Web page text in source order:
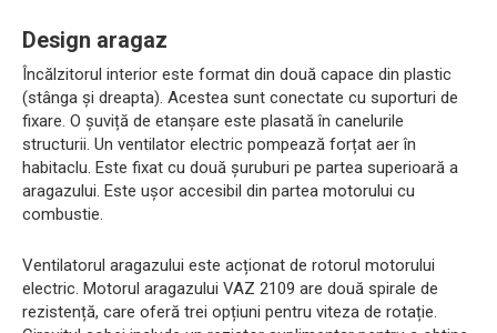
Design aragaz
Încălzitorul interior este format din două capace din plastic
(stânga și dreapta). Acestea sunt conectate cu suporturi de
fixare. O șuviță de etanșare este plasată în canelurile
structurii. Un ventilator electric pompează forțat aer în
habitaclu. Este fixat cu două șuruburi pe partea superioară a
aragazului. Este ușor accesibil din partea motorului cu
combustie.
Ventilatorul aragazului este acționat de rotorul motorului
electric. Motorul aragazului VAZ 2109 are două spirale de
rezistență, care oferă trei opțiuni pentru viteza de rotație.